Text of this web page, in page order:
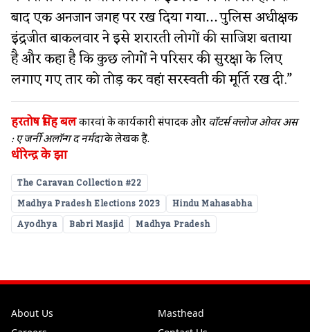
बाद एक अनजान जगह पर रख दिया गया… पुलिस अधीक्षक
इंद्रजीत बाकलवार ने इसे शरारती लोगों की साजिश बताया
है और कहा है कि कुछ लोगों ने परिसर की सुरक्षा के लिए
लगाए गए तार को तोड़ कर वहां सरस्वती की मूर्ति रख दी.”
हरतोष सिंह बलकारवां के कार्यकारी संपादक औरवॉटर्स क्लोज ओवर अस
: ए जर्नी अलॉन्ग द नर्मदाके लेखक हैं.
धीरेन्द्र के झा
The Caravan Collection #22
Madhya Pradesh Elections 2023
Hindu Mahasabha
Ayodhya
Babri Masjid Madhya Pradesh
About Us
Masthead